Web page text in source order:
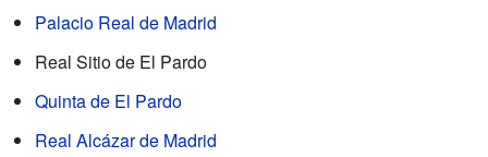
Palacio Real de Madrid
Real Sitio de El Pardo
Quinta de El Pardo
Real Alcázar de Madrid